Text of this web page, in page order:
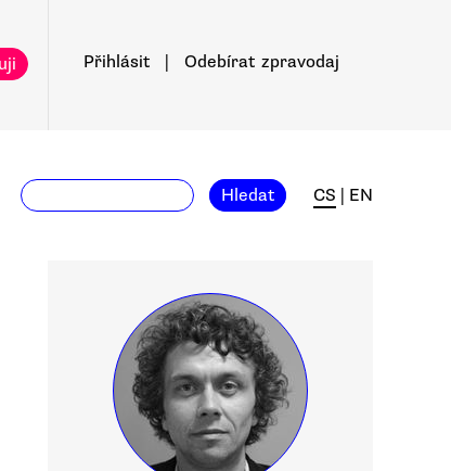
Přihlásit Odebírat zpravodaj
Hledat CS EN